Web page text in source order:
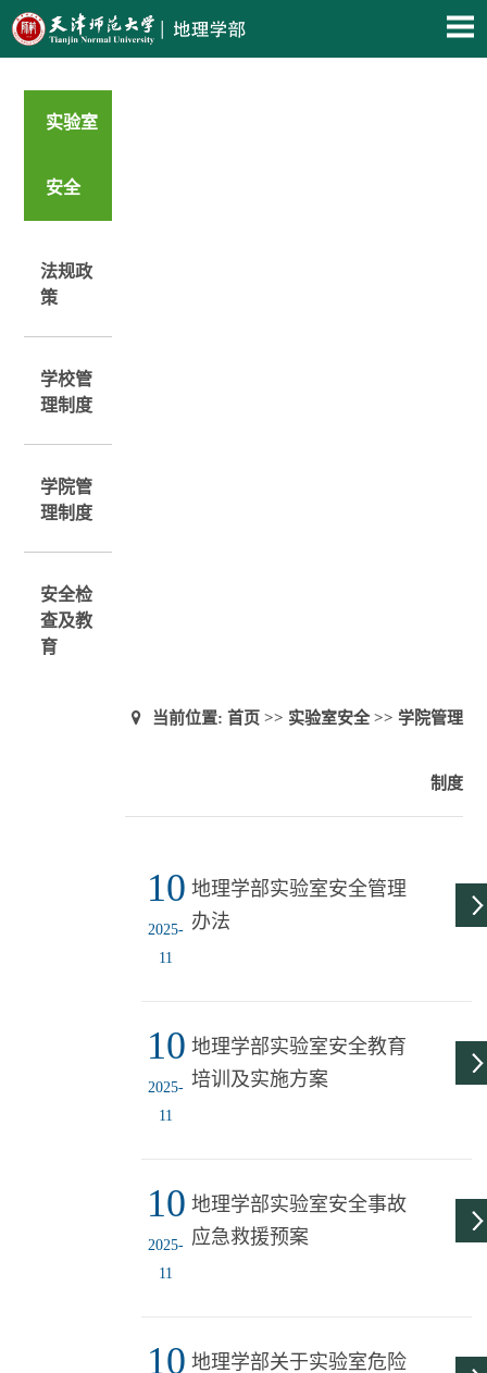
实验室
安全
法规政
策
学校管
理制度
学院管
理制度
安全检
查及教
育
当前位置: 首页 >> 实验室安全>> 学院管理
制度
10
2025-
11
地理学部实验室安全管理
办法
10
2025-
11
地理学部实验室安全教育
培训及实施方案
10
2025-
11
地理学部实验室安全事故
应急救援预案
10 地理学部关于实验室危险